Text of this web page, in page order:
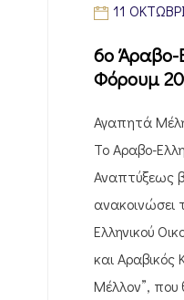
11
6o Άραβο-
Φόρουμ
Αγαπητά
Το Αραβο-
Αναπτύξεως
ανακοινώσει
Ελληνικού
και Αραβικός
Μέλλον”, που